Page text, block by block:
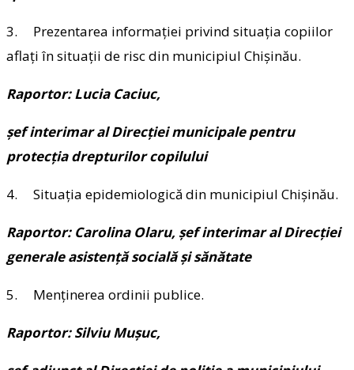
3. Prezentarea informaţiei privind situaţia copiilor
aflaţi în situaţii de risc din municipiul Chişinău.
Raportor: Lucia Caciuc,
șef interimar al Direcţiei municipale pentru
protecţia drepturilor copilului
4. Situaţia epidemiologică din municipiul Chişinău.
Raportor: Carolina Olaru, șef interimar al Direcţiei
generale asistenţă socială şi sănătate
5. Menţinerea ordinii publice.
Raportor: Silviu Muşuc,